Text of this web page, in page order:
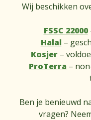
Wij beschikken
FSSC 22000
Halal –
Kosjer –
ProTerra –
Ben je benieuwd
vragen?